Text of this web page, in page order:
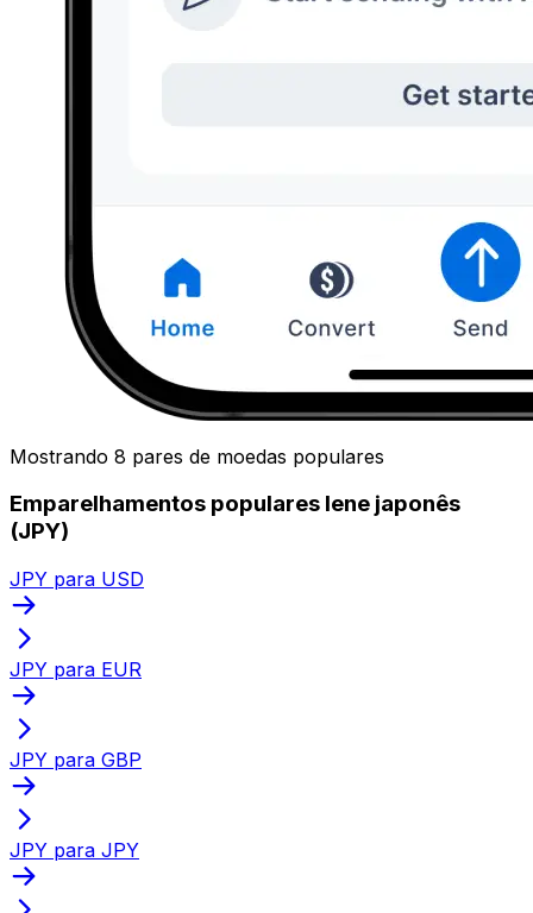
Mostrando 8 pares de moedas populares
Emparelhamentos populares Iene japonês
(JPY)
JPY para USD
JPY para EUR
JPY para GBP
JPY para JPY